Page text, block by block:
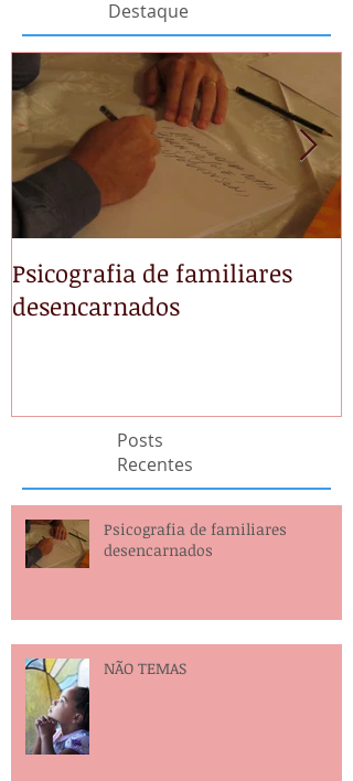
Destaque
Psicografia de familiares
desencarnados
Posts
Recentes
Psicografia de familiares
desencarnados
NÃO TEMAS